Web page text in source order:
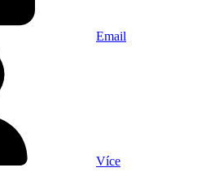
Email
Více